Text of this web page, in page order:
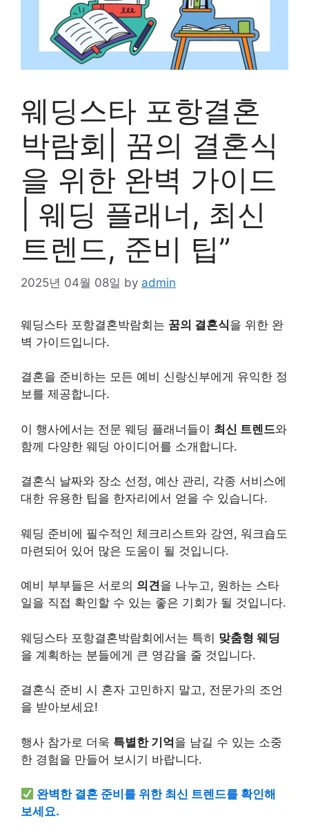
웨딩스타 포항결혼
박람회| 꿈의 결혼식
을 위한 완벽 가이드
| 웨딩 플래너, 최신
트렌드, 준비 팁”
2025년 04월 08일 by admin
웨딩스타 포항결혼박람회는 꿈의 결혼식을 위한 완
벽 가이드입니다.
결혼을 준비하는 모든 예비 신랑신부에게 유익한 정
보를 제공합니다.
이 행사에서는 전문 웨딩 플래너들이 최신 트렌드와
함께 다양한 웨딩 아이디어를 소개합니다.
결혼식 날짜와 장소 선정, 예산 관리, 각종 서비스에
대한 유용한 팁을 한자리에서 얻을 수 있습니다.
웨딩 준비에 필수적인 체크리스 트와 강연, 워크숍도
마련되어 있어 많은 도움이 될 것입니다.
예비 부부들은 서로의 의견을 나누고, 원하는 스타
일을 직접 확인할 수 있는 좋은 기회가 될 것입니다.
웨딩스타 포항결혼박람회에서는 특히 맞춤형 웨딩
을 계획하는 분들에게 큰 영감을 줄 것입니다.
결혼식 준비 시 혼자 고민하지 말고, 전문가의 조언
을 받아보세요!
행사 참가로 더욱 특별한 기억을 남길 수 있는 소중
한 경험을 만들어 보시기 바랍니다.
완벽한 결혼 준비를 위한 최신 트렌드를 확인해
보세요.